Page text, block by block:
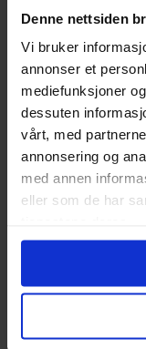
Denne nettsiden
Vi bruker
annonser et
mediefunksjoner
dessuten
vårt, med
annonsering og
med annen
eller som de har
Forfattere
Sjanger
Illustratør
Antall Sider
Utgiver
Lanseringsdato
Volum